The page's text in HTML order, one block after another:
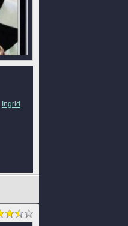
Ingrid